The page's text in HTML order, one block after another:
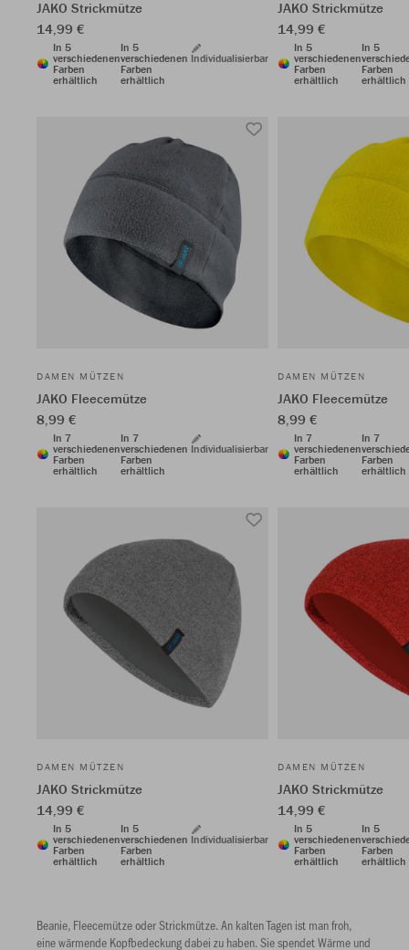
JAKO Strickmütze
14,99 €
In 5
verschiedenen
Farben
erhältlich
In 5
verschiedenen
Farben
erhältlich
Individualisierbar
JAKO Strickmütze
14,99 €
In 5
verschiedenen
Farben
erhältlich
In 5
Farben
erhältlich
DAMEN MÜTZEN
JAKO Fleecemütze
8,99 €
In 7
verschiedenen
Farben
erhältlich
In 7
verschiedenen
Farben
erhältlich
Individualisierbar
DAMEN MÜTZEN
JAKO Fleecemütze
8,99 €
In 7
verschiedenen
Farben
erhältlich
In 7
Farben
erhältlich
DAMEN MÜTZEN
JAKO Strickmütze
14,99 €
In 5
verschiedenen
Farben
erhältlich
In 5
verschiedenen
Farben
erhältlich
Individualisierbar
DAMEN MÜTZEN
JAKO Strickmütze
14,99 €
In 5
verschiedenen
Farben
erhältlich
In 5
Farben
erhältlich
Beanie, Fleecemütze oder Strickmütze. An kalten Tagen ist man froh,
eine wärmende Kopfbedeckung dabei zu haben. Sie spendet Wärme und